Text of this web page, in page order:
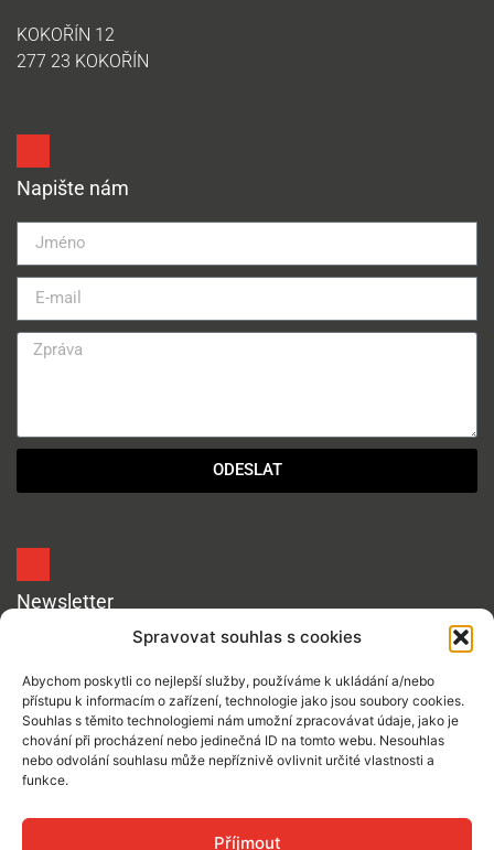
Spravovat souhlas s cookies
Abychom poskytli co nejlepší služby, používáme k ukládání a/nebo
přístupu k informacím o zařízení, technologie jako jsou soubory cookies.
Souhlas s těmito technologiemi nám umožní zpracovávat údaje, jako je
chování při procházení nebo jedinečná ID na tomto webu. Nesouhlas
nebo odvolání souhlasu může nepříznivě ovlivnit určité vlastnosti a
funkce.
Příjmout
KOKOŘÍN 12
277 23 KOKOŘÍN
Napište nám
ODESLAT
Newsletter
Souhlasím se zpracováním mých osobních údajů
Reveniem za účelem:posílání e-mailových novinek (je
možné se kdykoliv odhlásit).
Přihlásit